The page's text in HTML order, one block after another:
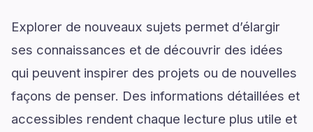
Explorer de nouveaux sujets permet d’élargir
ses connaissances et de découvrir des idées
qui peuvent inspirer des projets ou de nouvelles
façons de penser. Des informations détaillées et
accessibles rendent chaque lecture plus utile et